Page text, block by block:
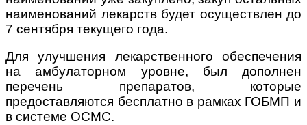
наименований лекарств будет осуществлен до
7 сентября текущего года.
Для улучшения лекарственного обеспечения
на амбулаторном уровне, был дополнен
перечень препаратов, которые
предоставляются бесплатно в рамках ГОБМП и
в системе ОСМС.